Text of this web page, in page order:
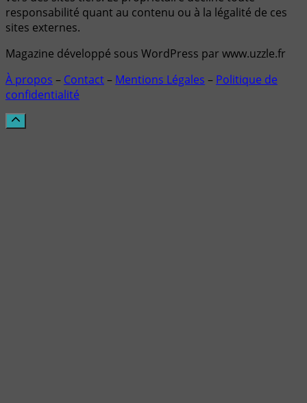
responsabilité quant au contenu ou à la légalité de ces
sites externes.
Magazine développé sous WordPress par www.uzzle.fr
À propos – Contact– Mentions Légales – Politique de
confidentialité